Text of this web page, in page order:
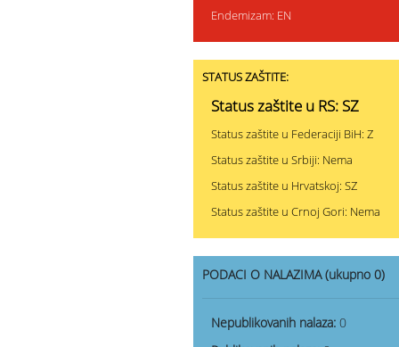
Endemizam: EN
STATUS ZAŠTITE:
Status zaštite u RS: SZ
Status zaštite u Federaciji BiH: Z
Status zaštite u Srbiji: Nema
Status zaštite u Hrvatskoj: SZ
Status zaštite u Crnoj Gori: Nema
PODACI O NALAZIMA (ukupno 0)
Nepublikovanih nalaza: 0